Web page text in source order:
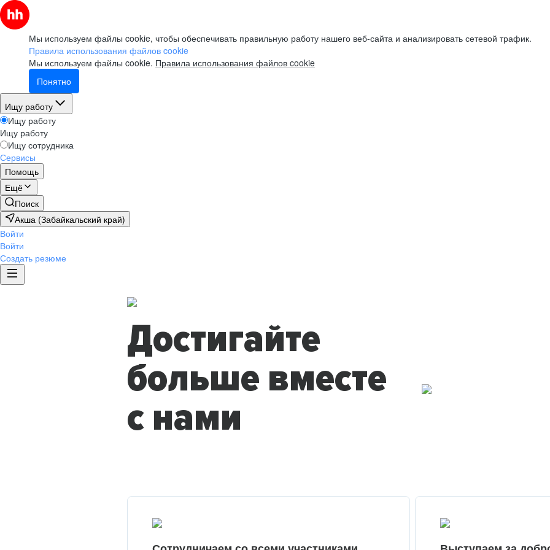
Мы используем файлы cookie, чтобы обеспечивать правильную работу нашего веб-сайта и анализировать сетевой трафик.
Правила использования файлов cookie
Мы используем файлы cookie. Правила использования файлов cookie
Понятно
Ищу работу
Ищу работу
Ищу работу
Ищу сотрудника
Сервисы
Помощь
Ещё
Поиск
Акша (Забайкальский край)
Войти
Войти
Создать резюме
Достигайте
больше вместе
с нами